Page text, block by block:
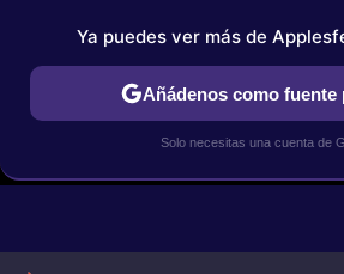
GUÍAS DE COMPRA COMPARATIVAS
Ya puedes ver más de
Añádenos como fuente
Solo necesitas una cuenta de